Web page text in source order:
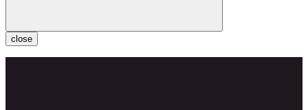
close